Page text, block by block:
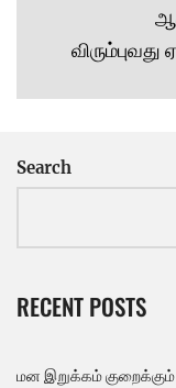
Search
RECENT POSTS
மன இறுக்கம்